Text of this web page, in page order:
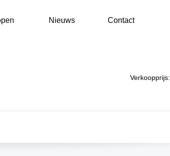
Nieuws Contact
Verkoopprijs: